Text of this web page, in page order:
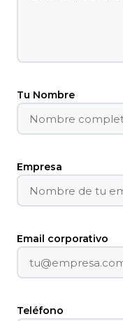
Tu Nombre
Empresa
Email corporativo
Teléfono